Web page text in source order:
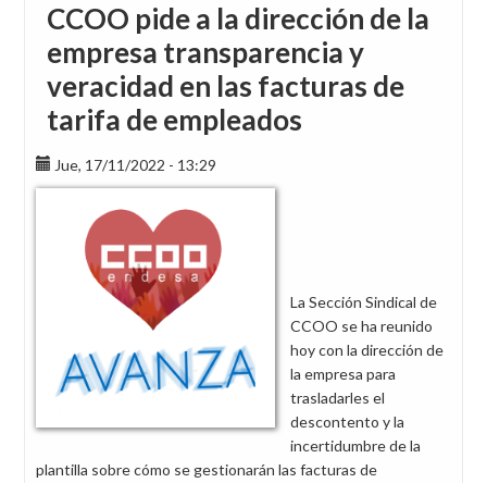
CCOO pide a la dirección de la
empresa transparencia y
veracidad en las facturas de
tarifa de empleados
Jue, 17/11/2022 - 13:29
La Sección Sindical de
CCOO se ha reunido
hoy con la dirección de
la empresa para
trasladarles el
descontento y la
incertidumbre de la
plantilla sobre cómo se gestionarán las facturas de